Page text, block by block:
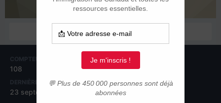
COMPTEUR DE CONTENUS
108
INSCRIPTION
4 septembre 2012
DERNIÈRE VISITE
23 septembre 2013